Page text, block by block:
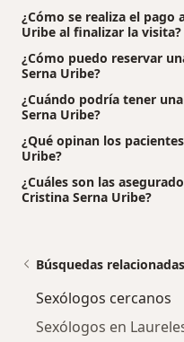
¿Cómo se realiza el pago
Uribe al finalizar la visita?
¿Cómo puedo reservar
Serna Uribe?
¿Cuándo podría tener
Serna Uribe?
¿Qué opinan los
Uribe?
¿Cuáles son las
Cristina Serna Uribe?
Búsquedas relacionadas
Sexólogos cercanos
Sexólogos en